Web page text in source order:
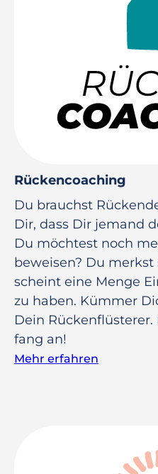
Rückencoaching
Du brauchst
Dir, dass Dir jemand
Du möchtest noch
beweisen? Du merkst
scheint eine Menge
zu haben. Kümmer
Dein
fang an!
Mehr erfahren